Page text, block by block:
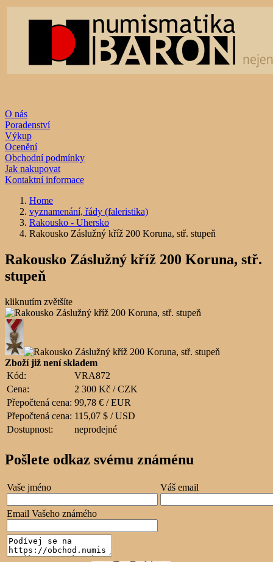
O nás
Poradenství
Výkup
Ocenění
Obchodní podmínky
Jak nakupovat
Kontaktní informace
Home
vyznamenání, řády (faleristika)
Rakousko - Uhersko
Rakousko Záslužný kříž 200 Koruna, stř. stupeň
Rakousko Záslužný kříž 200 Koruna, stř.
stupeň
kliknutím zvětšíte
Zboží již není skladem
Kód:
VRA872
Cena:
2 300 Kč / CZK
Přepočtená cena: 99,78 € / EUR
Přepočtená cena: 115,07 $ / USD
Dostupnost:
neprodejné
Pošlete odkaz svému známénu
Vaše jméno Váš email
Email Vašeho známého